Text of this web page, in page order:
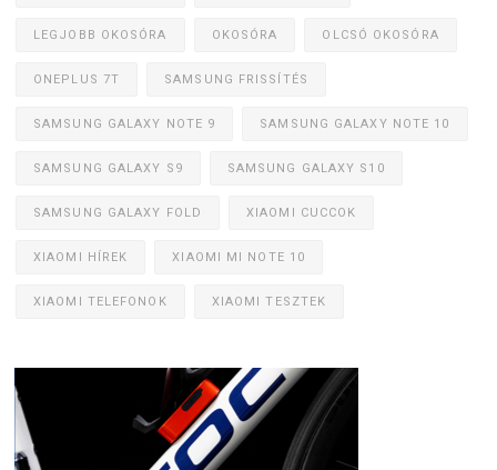
LEGJOBB OKOSÓRA OKOSÓRA OLCSÓ OKOSÓRA
ONEPLUS 7T SAMSUNG FRISSÍTÉS
SAMSUNG GALAXY NOTE 9 SAMSUNG GALAXY NOTE 10
SAMSUNG GALAXY S9 SAMSUNG GALAXY S10
SAMSUNG GALAXY FOLD XIAOMI CUCCOK
XIAOMI HÍREK XIAOMI MI NOTE 10
XIAOMI TELEFONOK XIAOMI TESZTEK